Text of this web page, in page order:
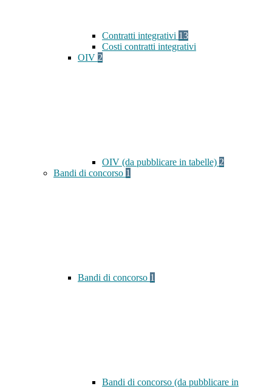
Contratti integrativi 13
Costi contratti integrativi
OIV 2
OIV (da pubblicare in tabelle) 2
Bandi di concorso 1
Bandi di concorso 1
Bandi di concorso (da pubblicare in